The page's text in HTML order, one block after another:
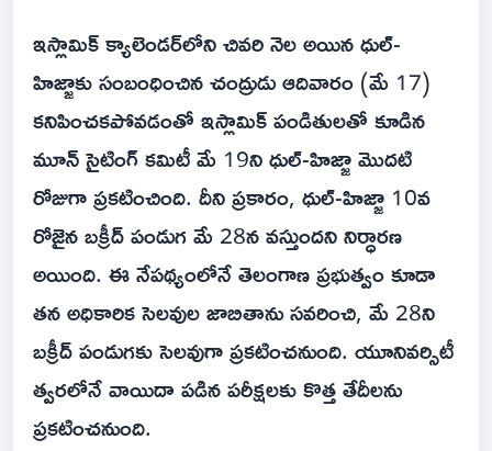
ఇస్లామిక్ క్యాలెండర్‌లోని చివరి నెల అయిన ధుల్-
హిజ్జాకు సంబంధించిన చంద్రుడు ఆదివారం (మే 17)
కనిపించకపోవడంతో ఇస్లామిక్ పండితులతో కూడిన
మూన్ సైటింగ్ కమిటీ మే 19ని ధుల్-హిజ్జా మొదటి
రోజుగా ప్రకటించింది. దీని ప్రకారం, ధుల్-హిజ్జా 10వ
రోజైన బక్రీద్ పండుగ మే 28న వస్తుందని నిర్ధారణ
అయింది. ఈ నేపథ్యంలోనే తెలంగాణ ప్రభుత్వం కూడా
తన అధికారిక సెలవుల జాబితాను సవరించి, మే 28ని
బక్రీద్ పండుగకు సెలవుగా ప్రకటించనుంది. యూనివర్సిటీ
త్వరలోనే వాయిదా పడిన పరీక్షలకు కొత్త తేదీలను
ప్రకటించనుంది.